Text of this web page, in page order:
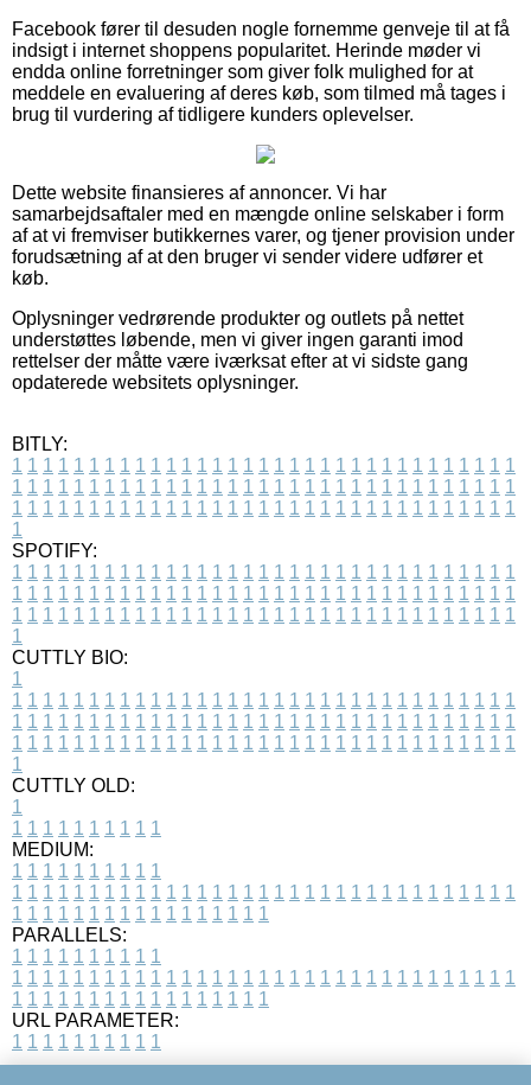
Facebook fører til desuden nogle fornemme genveje til at få
indsigt i internet shoppens popularitet. Herinde møder vi
endda online forretninger som giver folk mulighed for at
meddele en evaluering af deres køb, som tilmed må tages i
brug til vurdering af tidligere kunders oplevelser.
Dette website finansieres af annoncer. Vi har
samarbejdsaftaler med en mængde online selskaber i form
af at vi fremviser butikkernes varer, og tjener provision under
forudsætning af at den bruger vi sender videre udfører et
køb.
Oplysninger vedrørende produkter og outlets på nettet
understøttes løbende, men vi giver ingen garanti imod
rettelser der måtte være iværksat efter at vi sidste gang
opdaterede websitets oplysninger.
BITLY:
1 1 1 1 1 1 1 1 1 1 1 1 1 1 1 1 1 1 1 1 1 1 1 1 1 1 1 1 1 1 1 1 1
1 1 1 1 1 1 1 1 1 1 1 1 1 1 1 1 1 1 1 1 1 1 1 1 1 1 1 1 1 1 1 1 1
1 1 1 1 1 1 1 1 1 1 1 1 1 1 1 1 1 1 1 1 1 1 1 1 1 1 1 1 1 1 1 1 1
1
SPOTIFY:
1 1 1 1 1 1 1 1 1 1 1 1 1 1 1 1 1 1 1 1 1 1 1 1 1 1 1 1 1 1 1 1 1
1 1 1 1 1 1 1 1 1 1 1 1 1 1 1 1 1 1 1 1 1 1 1 1 1 1 1 1 1 1 1 1 1
1 1 1 1 1 1 1 1 1 1 1 1 1 1 1 1 1 1 1 1 1 1 1 1 1 1 1 1 1 1 1 1 1
1
CUTTLY BIO:
1
1 1 1 1 1 1 1 1 1 1 1 1 1 1 1 1 1 1 1 1 1 1 1 1 1 1 1 1 1 1 1 1 1
1 1 1 1 1 1 1 1 1 1 1 1 1 1 1 1 1 1 1 1 1 1 1 1 1 1 1 1 1 1 1 1 1
1 1 1 1 1 1 1 1 1 1 1 1 1 1 1 1 1 1 1 1 1 1 1 1 1 1 1 1 1 1 1 1 1
1
CUTTLY OLD:
1
1 1 1 1 1 1 1 1 1 1
MEDIUM:
1 1 1 1 1 1 1 1 1 1
1 1 1 1 1 1 1 1 1 1 1 1 1 1 1 1 1 1 1 1 1 1 1 1 1 1 1 1 1 1 1 1 1
1 1 1 1 1 1 1 1 1 1 1 1 1 1 1 1 1
PARALLELS:
1 1 1 1 1 1 1 1 1 1
1 1 1 1 1 1 1 1 1 1 1 1 1 1 1 1 1 1 1 1 1 1 1 1 1 1 1 1 1 1 1 1 1
1 1 1 1 1 1 1 1 1 1 1 1 1 1 1 1 1
URL PARAMETER:
1 1 1 1 1 1 1 1 1 1